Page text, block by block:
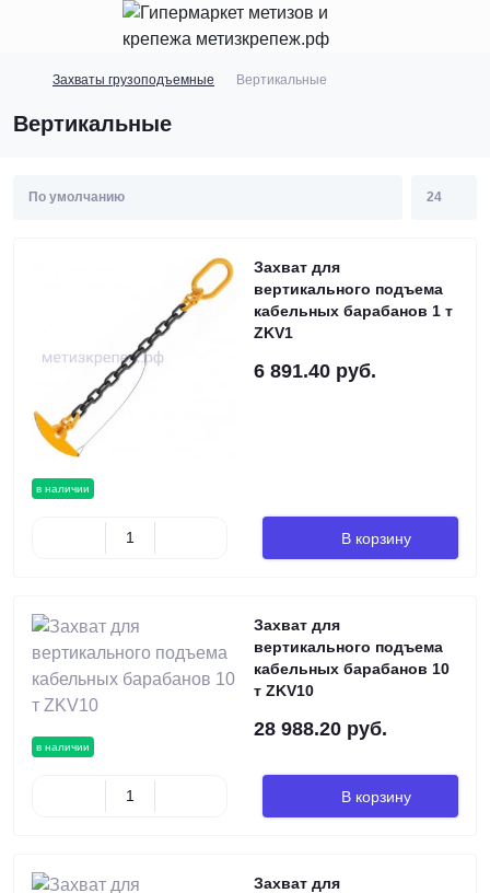
Захваты грузоподъемные Вертикальные
Вертикальные
в наличии
Захват для
вертикального подъема
кабельных барабанов 1 т
ZKV1
6 891.40 руб.
В корзину
в наличии
Захват для
вертикального подъема
кабельных барабанов 10
т ZKV10
28 988.20 руб.
В корзину
Захват для